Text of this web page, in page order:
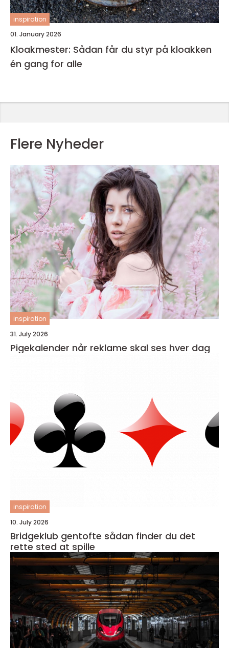
inspiration
01. January 2026
Kloakmester: Sådan får du styr på kloakken
én gang for alle
Flere Nyheder
inspiration
31. July 2026
Pigekalender når reklame skal ses hver dag
inspiration
10. July 2026
Bridgeklub gentofte sådan finder du det
rette sted at spille